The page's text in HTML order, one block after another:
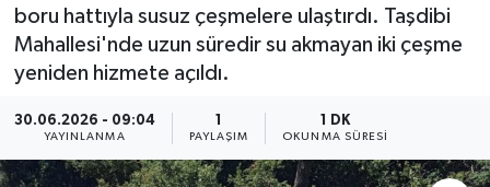
boru hattıyla susuz çeşmelere ulaştırdı. Taşdibi
Mahallesi'nde uzun süredir su akmayan iki çeşme
yeniden hizmete açıldı.
30.06.2026 - 09:04
YAYINLANMA
1
PAYLAŞIM
1 DK
OKUNMA SÜRESI
Haber Arşivi